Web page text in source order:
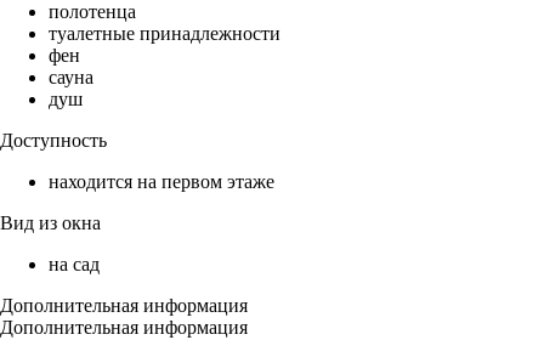
полотенца
туалетные принадлежности
фен
сауна
душ
Доступность
находится на первом этаже
Вид из окна
на сад
Дополнительная информация
Дополнительная информация